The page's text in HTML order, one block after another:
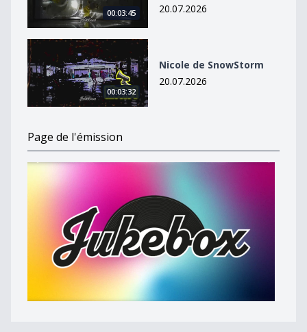
00:03:45
20.07.2026
Nicole de SnowStorm
00:03:32
Nicole de SnowStorm
20.07.2026
Page de l'émission